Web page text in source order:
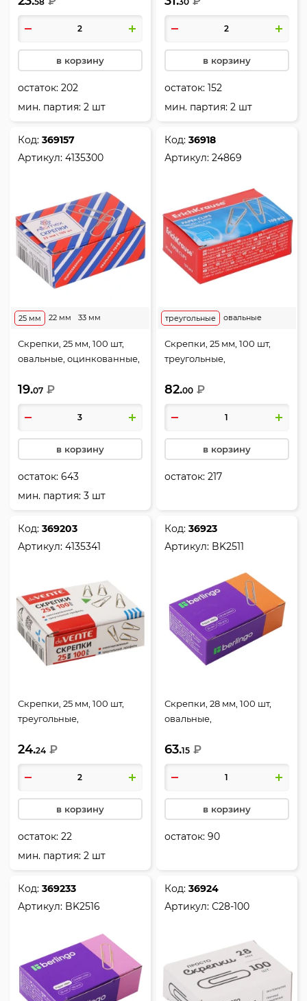
в корзину
остаток:202
мин. партия: 2 шт
в корзину
остаток:152
мин. партия: 2 шт
Код:369157
Артикул:4135300
22 мм
25 мм 33 мм
Скрепки, 25 мм, 100 шт,
овальные, оцинкованные,
коробка, Attomex, 4135300
19.07 ₽
в корзину
остаток:643
мин. партия: 3 шт
Код:36918
Артикул:24869
треугольные овальные
Скрепки, 25 мм, 100 шт,
треугольные,
серебро, картонная
коробка, Erich Krause,
24869
82.00 ₽
в корзину
остаток:217
Код:369203
Артикул:4135341
Скрепки, 25 мм, 100 шт,
треугольные,
серебро, картонная
коробка, deVENTE, 4135341
24.24 ₽
в корзину
остаток:22
мин. партия: 2 шт
Код:36923
Артикул: BK2511
Скрепки, 28 мм, 100 шт,
овальные,
серебро, картонная
коробка, Berlingo, BK2511
63.15 ₽
в корзину
остаток:90
Код:369233
Артикул: BK2516
Код:36924
Артикул:С28-100